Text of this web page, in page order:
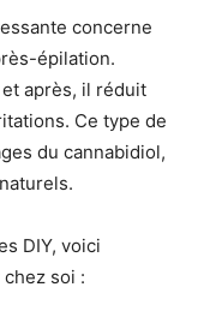
concerne
épilation.
après, il réduit
Ce type de
du cannabidiol,
DIY, voici
soi :